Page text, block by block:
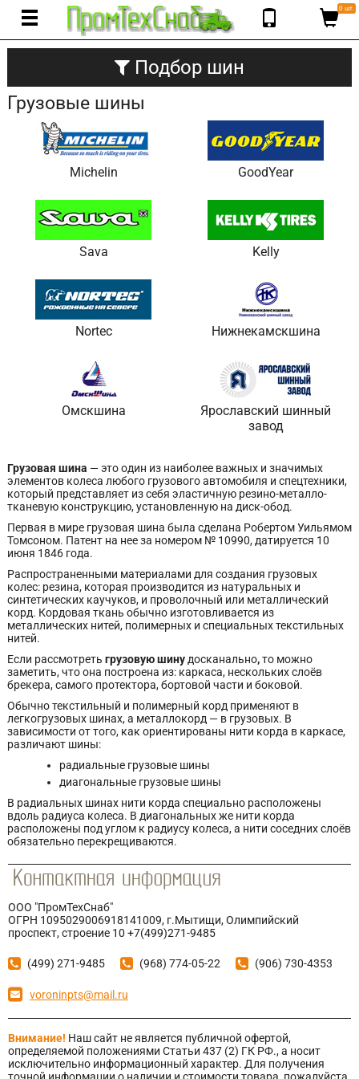
0 шт.
Подбор шин
Грузовые шины
Michelin GoodYear
Sava Kelly
Nortec Нижнекамскшина
Омскшина
Ярославский шинный
завод
Грузовая шина — это один из наиболее важных и значимых
элементов колеса любого грузового автомобиля и спецтехники,
который представляет из себя эластичную резино-металло-
тканевую конструкцию, установленную на диск-обод.
Первая в мире грузовая шина была сделана Робертом Уильямом
Томсоном. Патент на нее за номером № 10990, датируется 10
июня 1846 года.
Распространенными материалами для создания грузовых
колес: резина, которая производится из натуральных и
синтетических каучуков, и проволочный или металлический
корд. Кордовая ткань обычно изготовливается из
металлических нитей, полимерных и специальных текстильных
нитей.
Если рассмотреть грузовую шину досканально,то можно
заметить, что она построена из: каркаса, нескольких слоёв
брекера, самого протектора, бортовой части и боковой.
Обычно текстильный и полимерный корд применяют в
легкогрузовых шинах, а металлокорд — в грузовых. В
зависимости от того, как ориентированы нити корда в каркасе,
различают шины:
радиальные грузовые шины
диагональные грузовые шины
В радиальных шинах нити корда специально расположены
вдоль радиуса колеса. В диагональных же нити корда
расположены под углом к радиусу колеса, а нити соседних слоёв
обязательно перекрещиваются.
ООО "ПромТехСнаб"
ОГРН 1095029006918141009, г.Мытищи, Олимпийский
проспект, строение 10 +7(499)271-9485
(499) 271-9485 (968) 774-05-22 (906) 730-4353
voroninpts@mail.ru
Внимание! Наш сайт не является публичной офертой,
определяемой положениями Статьи 437 (2) ГК РФ., а носит
исключительно информационный характер. Для получения